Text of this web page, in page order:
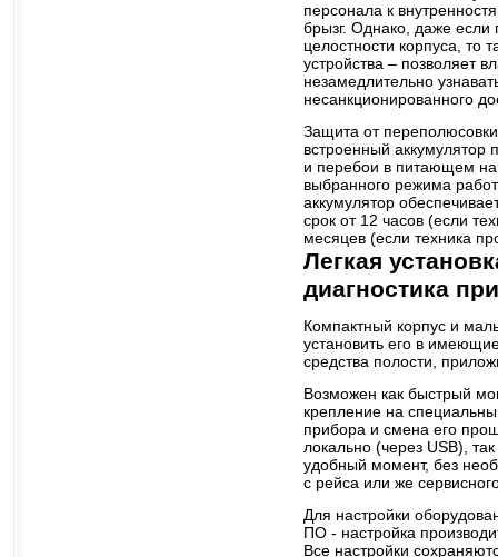
персонала к
брызг. Однако, даже
целостности корпуса, то
устройства – позволяет
незамедлительно
несанкционированного
Защита от
встроенный аккумулятор
и перебои в питающем
выбранного режима
аккумулятор
срок от 12 часов (если
месяцев (если техника
Легкая
диагностика
Компактный корпус и
установить его в
средства полости,
Возможен как быстрый
крепление на
прибора и смена его
локально (через USB),
удобный момент, без
с рейса или же
Для настройки
ПО - настройка
Все настройки